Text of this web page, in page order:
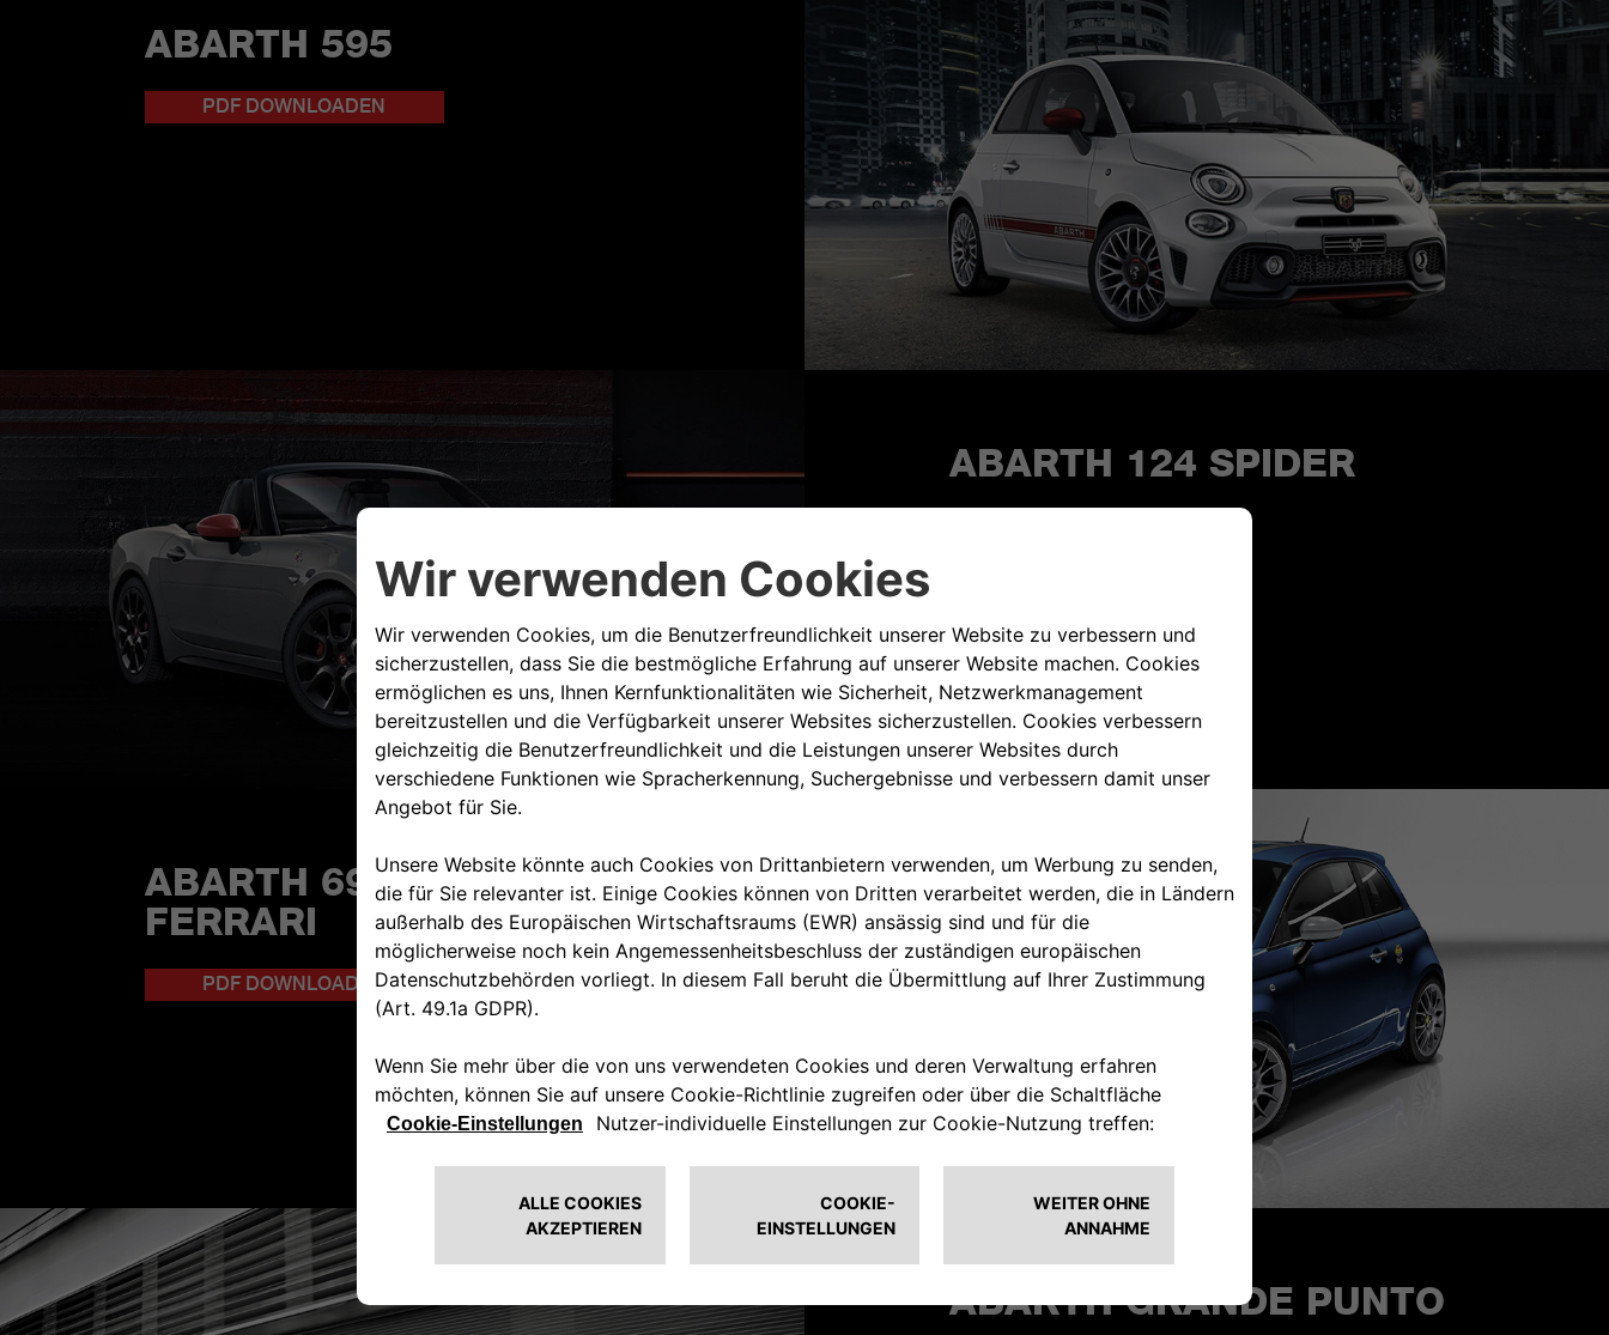
ABARTH 595
PDF DOWNLOADEN
ABARTH 124 SPIDER
ABARTH 695 TRIBUTO
FERRARI
PDF DOWNLOADEN
ABARTH GRANDE PUNTO